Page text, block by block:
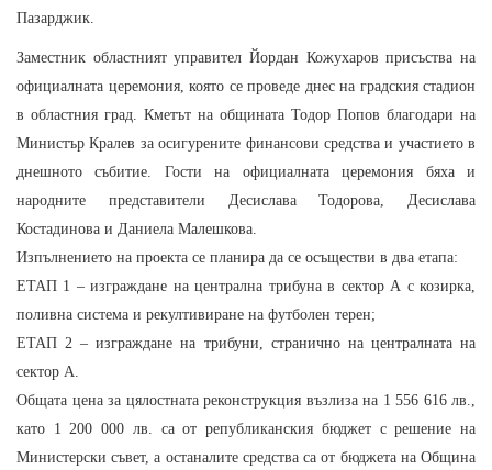
Пазарджик.
Заместник областният управител Йордан Кожухаров присъства на
официалната церемония, която се проведе днес на градския стадион
в областния град. Кметът на общината Тодор Попов благодари на
Министър Кралев за осигурените финансови средства и участието в
днешното събитие. Гости на официалната церемония бяха и
народните представители Десислава Тодорова, Десислава
Костадинова и Даниела Малешкова.
Изпълнението на проекта се планира да се осъществи в два етапа:
ЕТАП 1 – изграждане на централна трибуна в сектор А с козирка,
поливна система и рекултивиране на футболен терен;
ЕТАП 2 – изграждане на трибуни, странично на централната на
сектор А.
Общата цена за цялостната реконструкция възлиза на 1 556 616 лв.,
като 1 200 000 лв. са от републиканския бюджет с решение на
Министерски съвет, а останалите средства са от бюджета на Община